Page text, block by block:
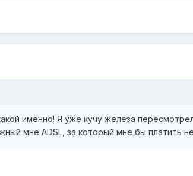
именно! Я уже кучу железа
мне ADSL, за который мне бы платить